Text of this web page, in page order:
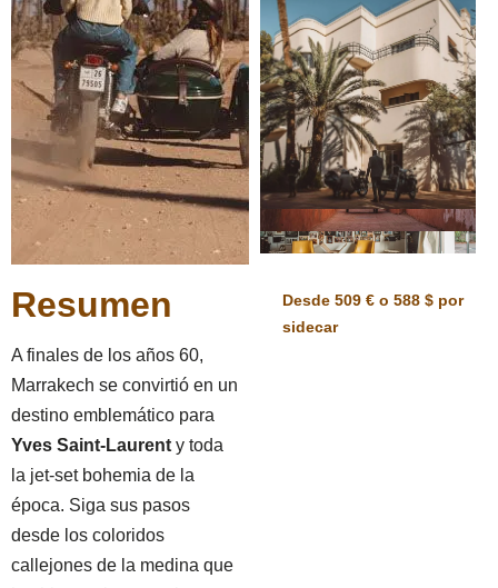
Resumen
A finales de los años 60,
Marrakech se convirtió en un
destino emblemático para
Yves Saint-Laurent y toda
la jet-set bohemia de la
época. Siga sus pasos
desde los coloridos
callejones de la medina que
Desde 509 € o 588 $ por
sidecar